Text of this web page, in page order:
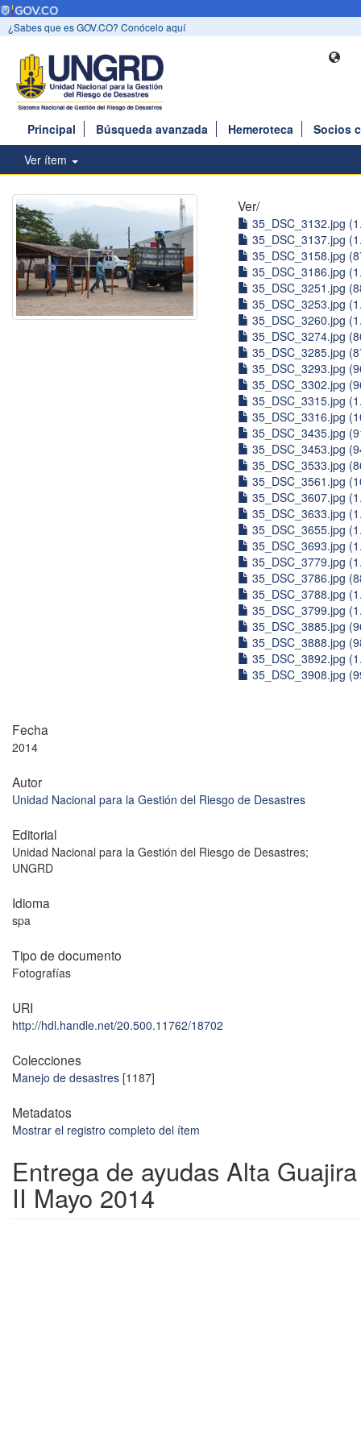
¿Sabes que es GOV.CO? Conócelo aquí
Principal Búsqueda avanzada Hemeroteca
Socios
Ver ítem
Ver/
35_DSC_3132.jpg
35_DSC_3137.jpg
35_DSC_3158.jpg
35_DSC_3186.jpg
35_DSC_3251.jpg
35_DSC_3253.jpg
35_DSC_3260.jpg
35_DSC_3274.jpg
35_DSC_3285.jpg
35_DSC_3293.jpg
35_DSC_3302.jpg
35_DSC_3315.jpg
35_DSC_3316.jpg
35_DSC_3435.jpg
35_DSC_3453.jpg
35_DSC_3533.jpg
35_DSC_3561.jpg
35_DSC_3607.jpg
35_DSC_3633.jpg
35_DSC_3655.jpg
35_DSC_3693.jpg
35_DSC_3779.jpg
35_DSC_3786.jpg
35_DSC_3788.jpg
35_DSC_3799.jpg
35_DSC_3885.jpg
35_DSC_3888.jpg
35_DSC_3892.jpg
35_DSC_3908.jpg
Fecha
2014
Autor
Unidad Nacional para la Gestión del Riesgo de Desastres
Editorial
Unidad Nacional para la Gestión del Riesgo de Desastres;
UNGRD
Idioma
spa
Tipo de documento
Fotografías
URI
http://hdl.handle.net/20.500.11762/18702
Colecciones
Manejo de desastres [1187]
Metadatos
Mostrar el registro completo del ítem
Entrega de ayudas Alta
II Mayo 2014